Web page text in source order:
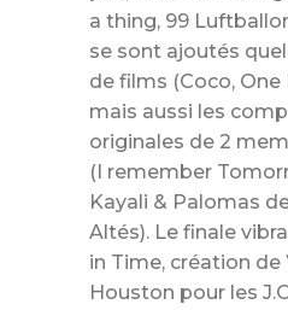
a thing, 99
se sont ajoutés
de films (Coco, One
mais aussi les
originales de 2
(I remember
Kayali & Palomas
Altés). Le finale
in Time, création de
Houston pour les